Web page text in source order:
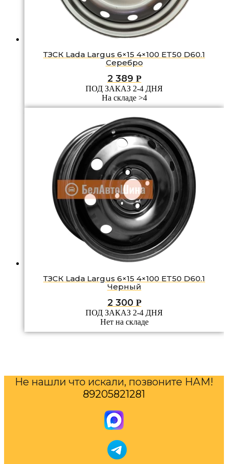
ТЗСК Lada Largus 6×15 4×100 ET50 D60.1
Серебро
2 389 Р
ПОД ЗАКАЗ 2-4 ДНЯ
На складе >4
ТЗСК Lada Largus 6×15 4×100 ET50 D60.1
Черный
2 300 Р
ПОД ЗАКАЗ 2-4 ДНЯ
Нет на складе
Не нашли что искали, позвоните НАМ!
89205821281